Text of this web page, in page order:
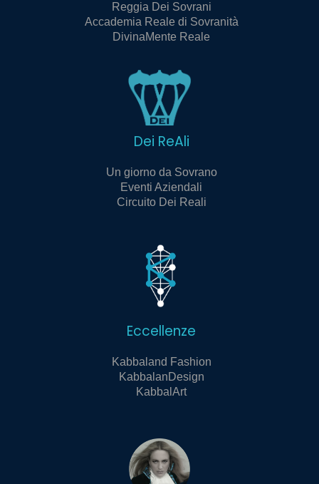
Reggia Dei Sovrani
Accademia Reale di Sovranità
DivinaMente Reale
Dei ReAli
Un giorno da Sovrano
Eventi Aziendali
Circuito Dei Reali
Eccellenze
Kabbaland Fashion
KabbalanDesign
KabbalArt